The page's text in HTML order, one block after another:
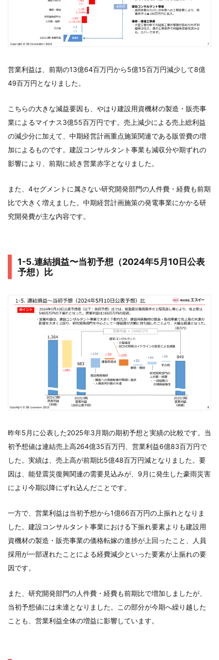
営業利益は、前期の13億64百万円から5億15百万円減少して8億
49百万円となりました。
こちらの大きな減益要因も、やはり建設用資機材の製造・販売事
業によるマイナス3億55百万円です。売上減少による売上総利益
の減少分に加えて、中期経営計画重点施策関連である販管費の増
加によるものです。建設コンサルタント事業も減収分や期ずれの
影響により、前期に続き営業赤字となりました。
また、4セグメントに属さない研究開発部門の人件費・経費も前期
比で大きく増えました。中期経営計画施策の発電事業にかかる研
究開発費が主な内容です。
1-5.連結損益〜当初予想（2024年5月10日公表
予想）比
昨年5月に公表した2025年3月期の期初予想と実績の比較です。当
初予想値は連結売上高264億35百万円、営業利益6億83百万円で
した。実績は、売上高が前期比5億48百万円減となりました。要
因は、能登震災復興関連の需要見込みが、9月に発生した豪雨災害
により今期以降にずれ込んだことです。
一方で、営業利益は当初予想から1億66百万円の上振れとなりま
した。建設コンサルタント事業における下振れ要素よりも建設用
資機材の製造・販売事業の価格転嫁の進捗が上回ったこと、人員
採用が一部遅れたことによる経費減少といった要素が上振れの要
因です。
また、研究開発部門の人件費・経費も前期比で増加しましたが、
当初予想値には未達となりました。この部分が今期へ繰り越した
ことも、営業利益全体の増益に影響しています。